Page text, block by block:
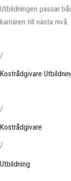
Utbildningen passar
karriären till nästa nivå.
/
Kostrådgivare
/
Kostrådgivare
/
Utbildning